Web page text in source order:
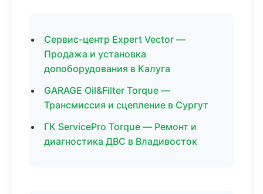
Сервис-центр Expert Vector —
Продажа и установка
допоборудования в Калуга
GARAGE Oil&Filter Torque —
Трансмиссия и сцепление в Сургут
ГК ServicePro Torque — Ремонт и
диагностика ДВС в Владивосток